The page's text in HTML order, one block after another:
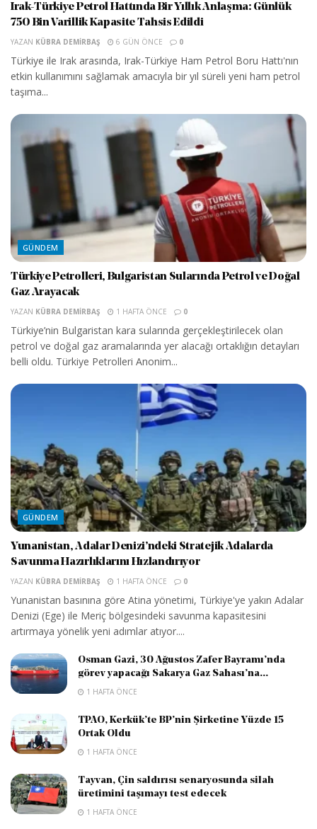
Irak-Türkiye Petrol Hattında Bir Yıllık Anlaşma: Günlük
750 Bin Varillik Kapasite Tahsis Edildi
YAZAN KÜBRA DEMIRBAŞ 6 GÜN ÖNCE 0
Türkiye ile Irak arasında, Irak-Türkiye Ham Petrol Boru Hattı'nın
etkin kullanımını sağlamak amacıyla bir yıl süreli yeni ham petrol
taşıma...
GÜNDEM
Türkiye Petrolleri, Bulgaristan Sularında Petrol ve Doğal
Gaz Arayacak
YAZAN KÜBRA DEMIRBAŞ 1 HAFTA ÖNCE 0
Türkiye’nin Bulgaristan kara sularında gerçekleştirilecek olan
petrol ve doğal gaz aramalarında yer alacağı ortaklığın detayları
belli oldu. Türkiye Petrolleri Anonim...
GÜNDEM
Yunanistan, Adalar Denizi’ndeki Stratejik Adalarda
Savunma Hazırlıklarını Hızlandırıyor
YAZAN KÜBRA DEMIRBAŞ 1 HAFTA ÖNCE 0
Yunanistan basınına göre Atina yönetimi, Türkiye'ye yakın Adalar
Denizi (Ege) ile Meriç bölgesindeki savunma kapasitesini
artırmaya yönelik yeni adımlar atıyor....
Osman Gazi, 30 Ağustos Zafer Bayramı’nda
görev yapacağı Sakarya Gaz Sahası’na...
1 HAFTA ÖNCE
TPAO, Kerkük’te BP’nin Şirketine Yüzde 15
Ortak Oldu
1 HAFTA ÖNCE
Tayvan, Çin saldırısı senaryosunda silah
üretimini taşımayı test edecek
1 HAFTA ÖNCE